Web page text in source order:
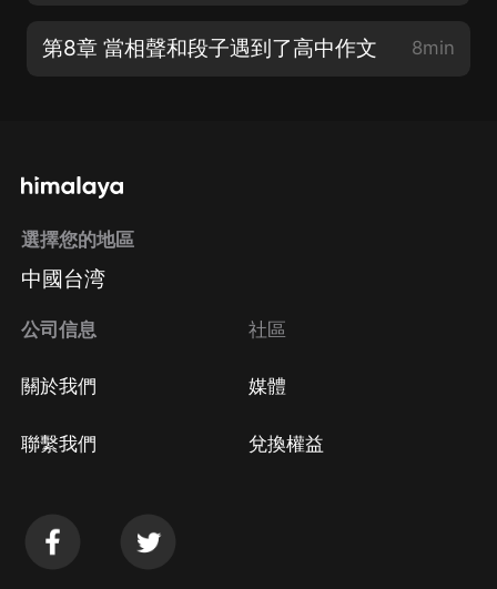
第8章 當相聲和段子遇到了高中作文 8min
選擇您的地區
中國台湾
公司信息
關於我們
聯繫我們
社區
媒體
兌換權益